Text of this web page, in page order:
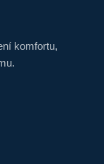
komfortu,